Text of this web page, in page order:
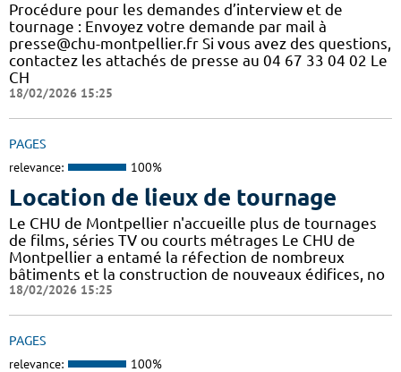
Procédure pour les demandes d’interview et de
tournage : Envoyez votre demande par mail à
presse@chu-montpellier.fr Si vous avez des questions,
contactez les attachés de presse au 04 67 33 04 02 Le
CH
18/02/2026 15:25
PAGES
relevance: 100%
Location de lieux de tournage
Le CHU de Montpellier n'accueille plus de tournages
de films, séries TV ou courts métrages Le CHU de
Montpellier a entamé la réfection de nombreux
bâtiments et la construction de nouveaux édifices, no
18/02/2026 15:25
PAGES
relevance: 100%